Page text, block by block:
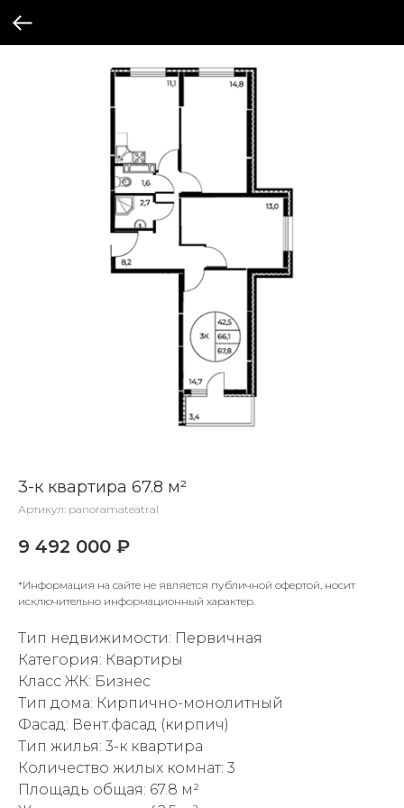
3-к квартира 67.8 м²
Артикул: panoramateatral
9 492 000 ₽
*Информация на сайте не является публичной офертой, носит
исключительно информационный характер.
Тип недвижимости: Первичная
Категория: Квартиры
Класс ЖК: Бизнес
Тип дома: Кирпично-монолитный
Фасад: Вент.фасад (кирпич)
Тип жилья: 3-к квартира
Количество жилых комнат: 3
Площадь общая: 67.8 м²